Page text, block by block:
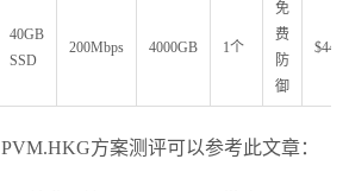
40GB
SSD
200Mbps 4000GB 1个
免
费
防
御
PVM.HKG方案测评可以参考此文章：